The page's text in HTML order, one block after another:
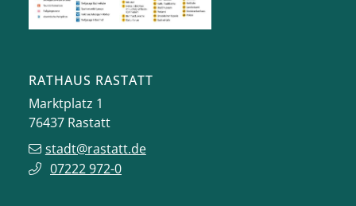
RATHAUS RASTATT
Marktplatz 1
76437 Rastatt
stadt@rastatt.de
07222 972-0